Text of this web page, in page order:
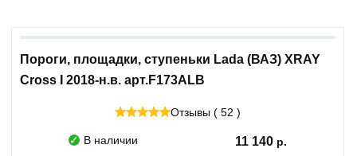
Пороги, площадки, ступеньки Lada (ВАЗ) XRAY
Cross I 2018-н.в. арт.F173ALB
Отзывы ( 52 )
В наличии 11 140